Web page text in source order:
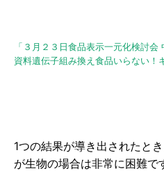
「３月２３日食品表示一元化検討
資料遺伝子組み換え食品いらない！
1つの結果が導き出されたと
が生物の場合は非常に困難で